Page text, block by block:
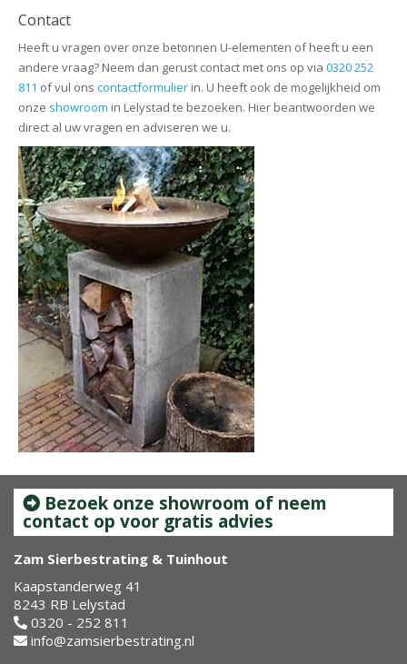
Contact
Heeft u vragen over onze betonnen U-elementen of heeft u een
andere vraag? Neem dan gerust contact met ons op via 0320 252
811 of vul ons contactformulier in. U heeft ook de mogelijkheid om
onze showroom in Lelystad te bezoeken. Hier beantwoorden we
direct al uw vragen en adviseren we u.
Bezoek onze showroom of neem
contact op voor gratis advies
Zam Sierbestrating & Tuinhout
Kaapstanderweg 41
8243 RB Lelystad
0320 - 252 811
info@zamsierbestrating.nl